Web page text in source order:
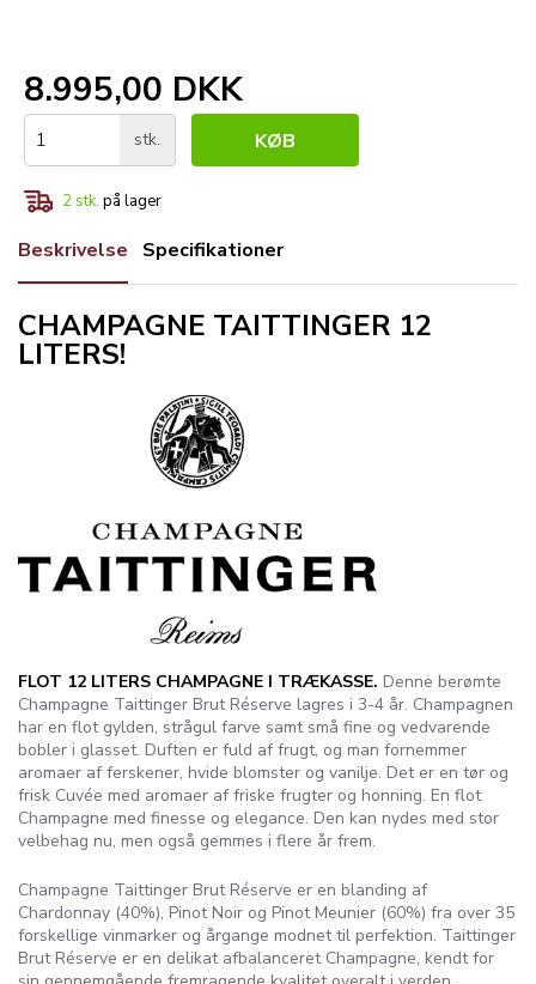
8.995,00 DKK
stk. KØB
2 stk. på lager
Beskrivelse Specifikationer
CHAMPAGNE TAITTINGER 12
LITERS!
FLOT 12 LITERS CHAMPAGNE I TRÆKASSE. Denne berømte
Champagne Taittinger Brut Réserve lagres i 3-4 år. Champagnen
har en flot gylden, strågul farve samt små fine og vedvarende
bobler i glasset. Duften er fuld af frugt, og man fornemmer
aromaer af ferskener, hvide blomster og vanilje. Det er en tør og
frisk Cuvée med aromaer af friske frugter og honning. En flot
Champagne med finesse og elegance. Den kan nydes med stor
velbehag nu, men også gemmes i flere år frem.
Champagne Taittinger Brut Réserve er en blanding af
Chardonnay (40%), Pinot Noir og Pinot Meunier (60%) fra over 35
forskellige vinmarker og årgange modnet til perfektion. Taittinger
Brut Réserve er en delikat afbalanceret Champagne, kendt for